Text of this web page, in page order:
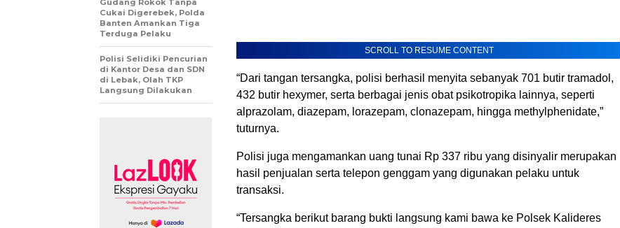
SCROLL TO RESUME CONTENT
“Dari tangan tersangka, polisi berhasil menyita sebanyak 701 butir tramadol,
432 butir hexymer, serta berbagai jenis obat psikotropika lainnya, seperti
alprazolam, diazepam, lorazepam, clonazepam, hingga methylphenidate,”
tuturnya.
Polisi juga mengamankan uang tunai Rp 337 ribu yang disinyalir merupakan
hasil penjualan serta telepon genggam yang digunakan pelaku untuk
transaksi.
“Tersangka berikut barang bukti langsung kami bawa ke Polsek Kalideres
Gudang Rokok Tanpa
Cukai Digerebek, Polda
Banten Amankan Tiga
Terduga Pelaku
Polisi Selidiki Pencurian
di Kantor Desa dan SDN
di Lebak, Olah TKP
Langsung Dilakukan